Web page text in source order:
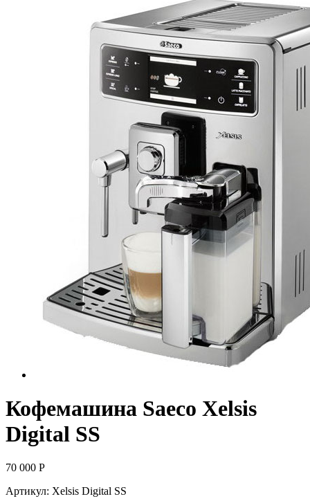
Кофемашина Saeco Xelsis
Digital SS
70 000 Р
Артикул: Xelsis Digital SS